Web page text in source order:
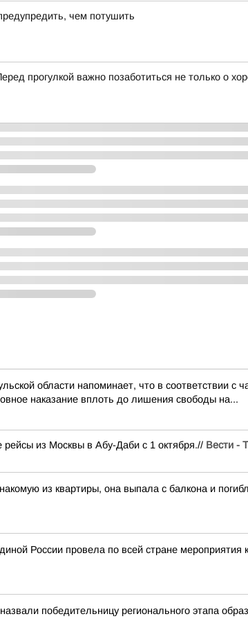
чем потушить
прогулкой важно позаботиться не только о
области напоминает, что в соответствии
наказание вплоть до лишения свободы на...
из Москвы в Абу-Даби с 1 октября.// Вести -
из квартиры, она выпала с балкона и
России провела по всей стране мероприятия
победительницу регионального этапа